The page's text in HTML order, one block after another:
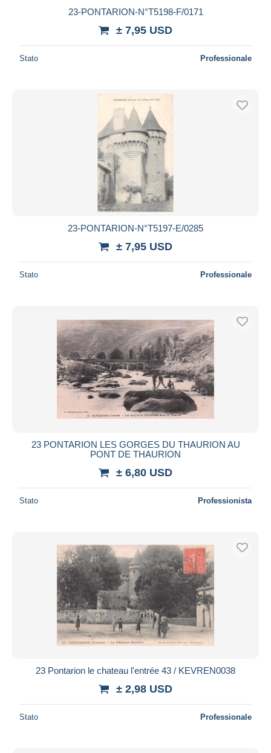
23-PONTARION-N°T5198-F/0171
± 7,95 USD
Stato Professionale
23-PONTARION-N°T5197-E/0285
± 7,95 USD
Stato Professionale
23 PONTARION LES GORGES DU THAURION AU
PONT DE THAURION
± 6,80 USD
Stato Professionista
23 Pontarion le chateau l'entrée 43 / KEVREN0038
± 2,98 USD
Stato Professionale